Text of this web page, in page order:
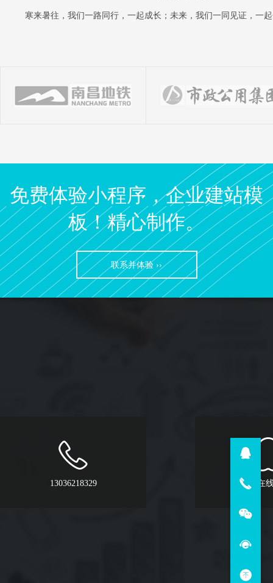
寒来暑往，我们一路同行，一起成长；未来，我们一同见证，一
免费体验小程序，企业建站模
板！精心制作。
联系并体验 ››
13036218329 QQ在